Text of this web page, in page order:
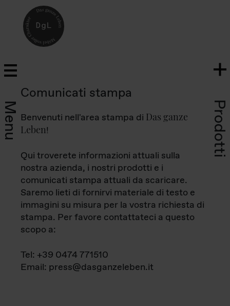
Menu Prodotti
Comunicati stampa
Benvenuti nell'area stampa di Das ganze
Leben!
Qui troverete informazioni attuali sulla
nostra azienda, i nostri prodotti e i
comunicati stampa attuali da scaricare.
Saremo lieti di fornirvi materiale di testo e
immagini su misura per la vostra richiesta di
stampa. Per favore contattateci a questo
scopo a:
Tel: +39 0474 771510
Email: press@dasganzeleben.it